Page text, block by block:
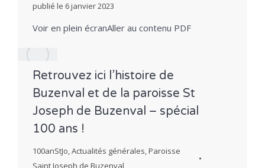
publié le 6 janvier 2023
Voir en plein écranAller au contenu PDF
Retrouvez ici l’histoire de
Buzenval et de la paroisse St
Joseph de Buzenval – spécial
100 ans !
100anStJo,Actualités générales,Paroisse
Saint Joseph de Buzenval